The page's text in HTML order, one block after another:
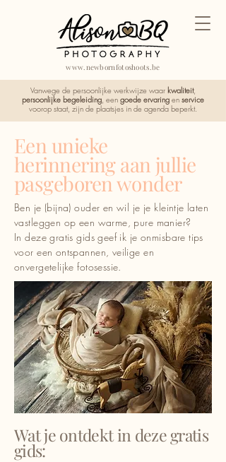
www.newbornfotoshoots.be
Vanwege de persoonlijke werkwijze waar kwaliteit,
persoonlijke begeleiding, een goede ervaring en service
voorop staat, zijn de plaatsjes in de agenda beperkt.
Een unieke
herinnering aan jullie
pasgeboren wonder
Ben je (bijna) ouder en wil je je kleintje laten
vastleggen op een warme, pure manier?
In deze gratis gids geef ik je onmisbare tips
voor een ontspannen, veilige en
onvergetelijke fotosessie.
Wat je ontdekt in deze gratis
gids: